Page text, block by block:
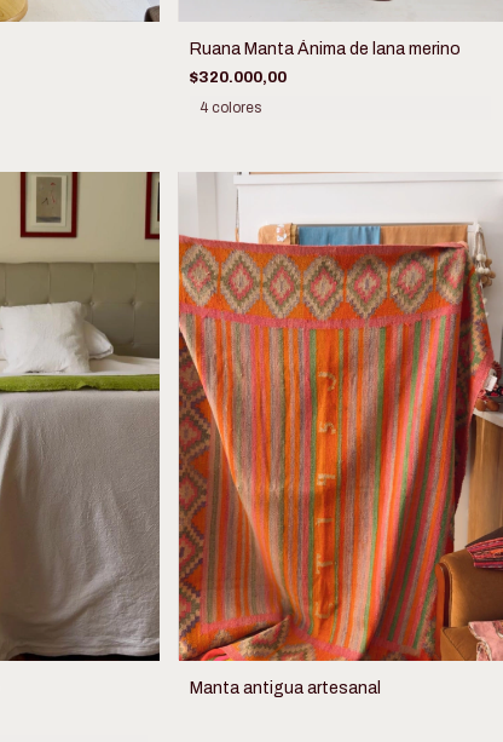
Ruana Manta Ánima de lana merino
$320.000,00
4 colores
Manta antigua artesanal